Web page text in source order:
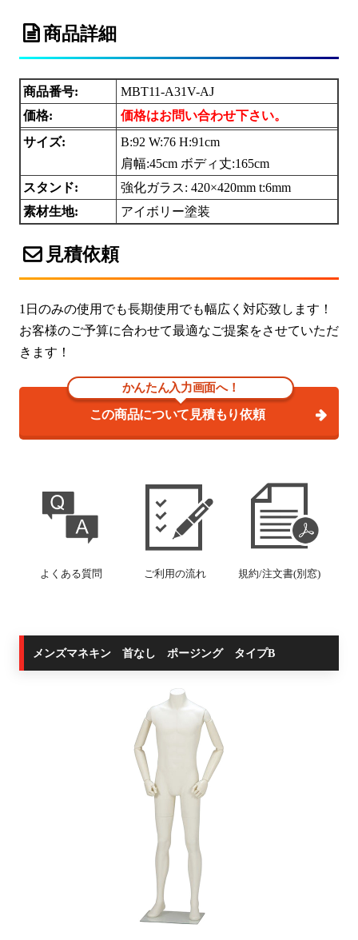
商品詳細
商品番号:
MBT11-A31V-AJ
価格:
価格はお問い合わせ下さい。
サイズ:
B:92 W:76 H:91cm
肩幅:45cm ボディ丈:165cm
スタンド:
強化ガラス: 420×420mm t:6mm
素材生地:
アイボリー塗装
見積依頼
1日のみの使用でも長期使用でも幅広く対応致します！
お客様のご予算に合わせて最適なご提案をさせていただ
きます！
かんたん入力画面へ！
この商品について見積もり依頼
よくある質問 ご利用の流れ 規約/注文書(別窓)
メンズマネキン 首なし ポージング タイプB